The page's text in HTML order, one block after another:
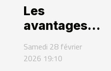
Les
avantages
moulinet
Samedi 28 février
2026 19:10